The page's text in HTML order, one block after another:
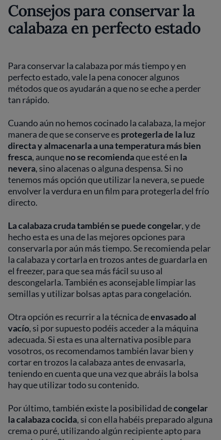
Consejos para conservar la
calabaza en perfecto estado
Para conservar la calabaza por más tiempo y en
perfecto estado, vale la pena conocer algunos
métodos que os ayudarán a que no se eche a perder
tan rápido.
Cuando aún no hemos cocinado la calabaza, la mejor
manera de que se conserve es protegerla de la luz
directay almacenarla a una temperatura más bien
fresca, aunqueno se recomiendaque esté en la
nevera, sino alacenas o alguna despensa. Si no
tenemos más opción que utilizar la nevera, se puede
envolver la verdura en un film para protegerla del frío
directo.
La calabaza cruda también se puede congelar, y de
hecho esta es una de las mejores opciones para
conservarla por aún más tiempo. Se recomienda pelar
la calabaza y cortarla en trozos antes de guardarla en
el freezer, para que sea más fácil su uso al
descongelarla. También es aconsejable limpiar las
semillas y utilizar bolsas aptas para congelación.
Otra opción es recurrir a la técnica deenvasado al
vacío, si por supuesto podéis acceder a la máquina
adecuada. Si esta es una alternativa posible para
vosotros, os recomendamos también lavar bien y
cortar en trozos la calabaza antes de envasarla,
teniendo en cuenta que una vez que abráis la bolsa
hay que utilizar todo su contenido.
Por último, también existe la posibilidad decongelar
la calabaza cocida, si con ella habéis preparado alguna
crema o puré, utilizando algún recipiente apto para